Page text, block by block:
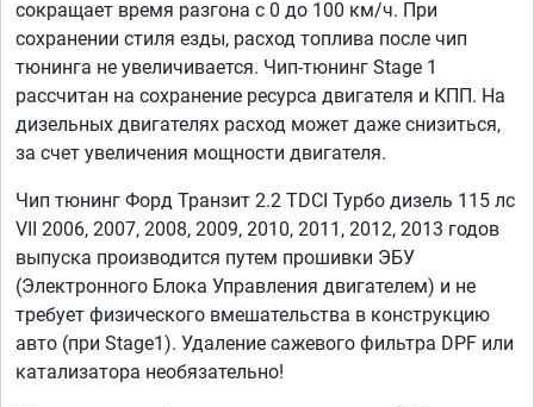
сокращает время разгона с 0 до 100 км/ч. При
сохранении стиля езды, расход топлива после чип
тюнинга не увеличивается. Чип-тюнинг Stage 1
рассчитан на сохранение ресурса двигателя и КПП. На
дизельных двигателях расход может даже снизиться,
за счет увеличения мощности двигателя.
Чип тюнинг Форд Транзит 2.2 TDCI Турбо дизель 115 лс
VII 2006, 2007, 2008, 2009, 2010, 2011, 2012, 2013 годов
выпуска производится путем прошивки ЭБУ
(Электронного Блока Управления двигателем) и не
требует физического вмешательства в конструкцию
авто (при Stage1). Удаление сажевого фильтра DPF или
катализатора необязательно!